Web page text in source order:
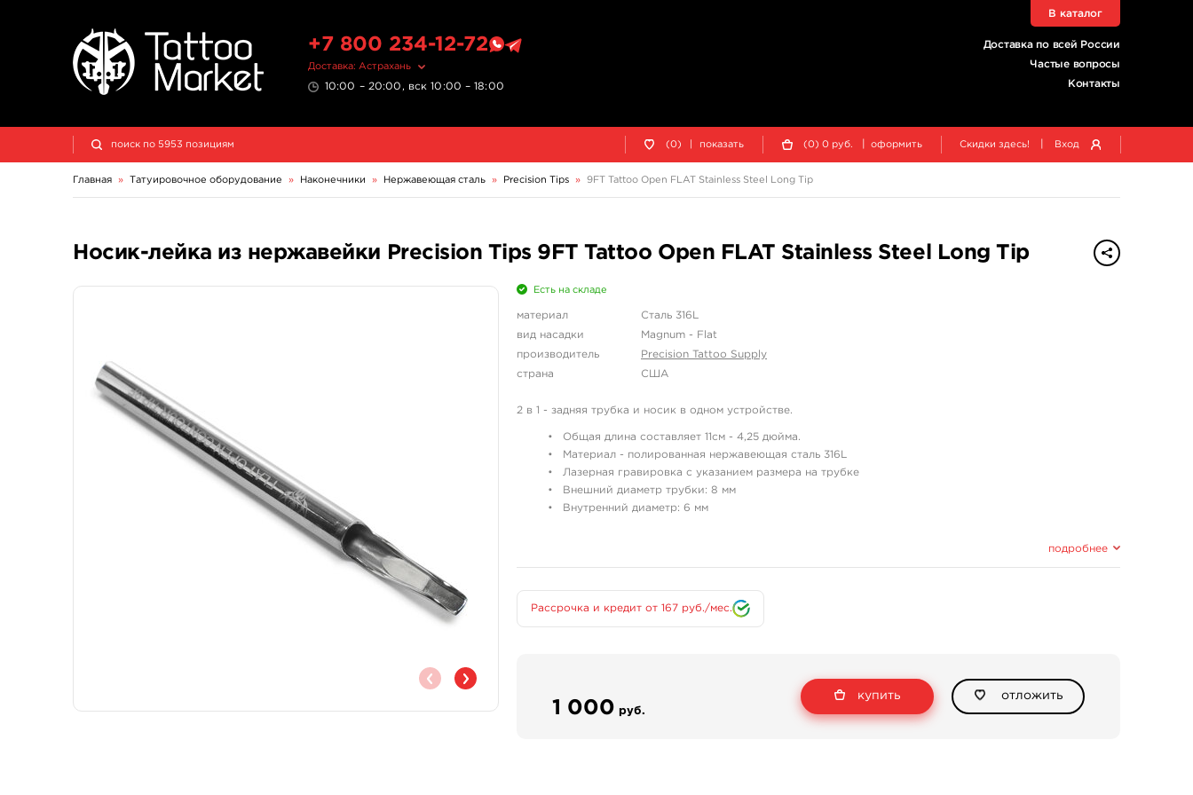
+7 800 234-12-72
Доставка: Астрахань
10:00 – 20:00, вск 10:00 – 18:00
Доставка по всей России
Частые вопросы
Контакты
В каталог
(0) показать (0) 0 руб. оформить Скидки здесь! Вход
Главная » Татуировочное оборудование » Наконечники » Нержавеющая сталь » Precision Tips » 9FT Tattoo Open FLAT Stainless Steel Long Tip
Носик-лейка из нержавейки Precision Tips 9FT Tattoo Open FLAT Stainless Steel Long Tip
Есть на складе
материал
Сталь 316L
вид насадки
Magnum - Flat
производитель
Precision Tattoo Supply
страна
США
2 в 1 - задняя трубка и носик в одном устройстве.
Общая длина составляет 11см - 4,25 дюйма.
Материал - полированная нержавеющая сталь 316L
Лазерная гравировка с указанием размера на трубке
Внешний диаметр трубки: 8 мм
Внутренний диаметр: 6 мм
9MAG - пайка 9 игл магнум,
подробнее
Рассрочка и кредит от 167 руб./мес.
1 000 руб.
купить отложить